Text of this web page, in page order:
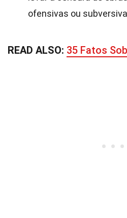
ofensivas ou
READ ALSO: 35 Fatos